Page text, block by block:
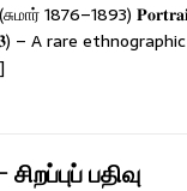
1876–1893)
– A rare ethnographic
பதிவு